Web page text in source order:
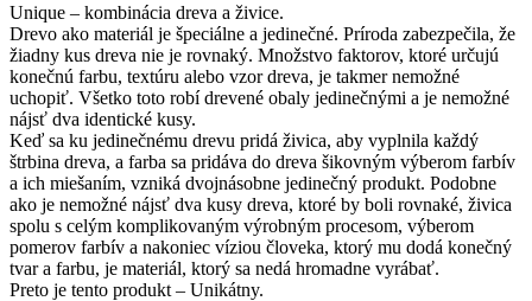
Unique – kombinácia dreva a živice.
Drevo ako materiál je špeciálne a jedinečné. Príroda zabezpečila, že
žiadny kus dreva nie je rovnaký. Množstvo faktorov, ktoré určujú
konečnú farbu, textúru alebo vzor dreva, je takmer nemožné
uchopiť. Všetko toto robí drevené obaly jedinečnými a je nemožné
nájsť dva identické kusy.
Keď sa ku jedinečnému drevu pridá živica, aby vyplnila každý
štrbina dreva, a farba sa pridáva do dreva šikovným výberom farbív
a ich miešaním, vzniká dvojnásobne jedinečný produkt. Podobne
ako je nemožné nájsť dva kusy dreva, ktoré by boli rovnaké, živica
spolu s celým komplikovaným výrobným procesom, výberom
pomerov farbív a nakoniec víziou človeka, ktorý mu dodá konečný
tvar a farbu, je materiál, ktorý sa nedá hromadne vyrábať.
Preto je tento produkt – Unikátny.